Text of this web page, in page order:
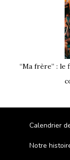
“Ma frère” : le
Calendrier
Notre